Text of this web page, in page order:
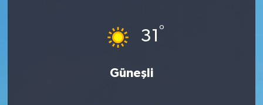
31 °
Güneşli